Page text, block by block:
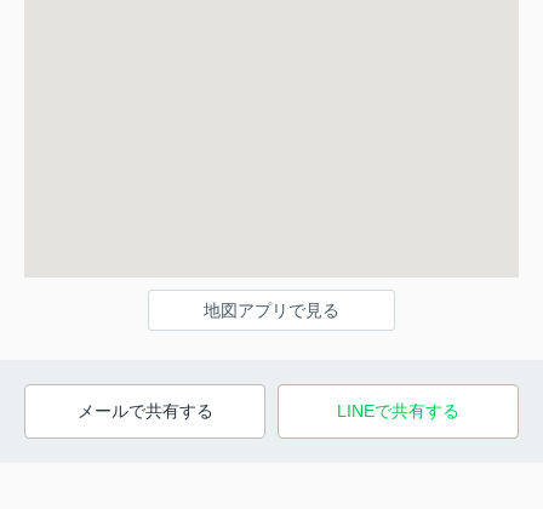
地図アプリで見る
メールで共有する LINEで共有する